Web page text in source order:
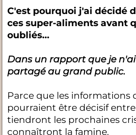
C'est pourquoi j'ai décidé
ces super-aliments avant
oubliés...
Dans un rapport que je n'ai
partagé au grand public.
Parce que les informations
pourraient être décisif
tiendront les prochaines
connaîtront la famine.